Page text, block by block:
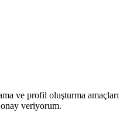
ve profil oluşturma amaçları
veriyorum.